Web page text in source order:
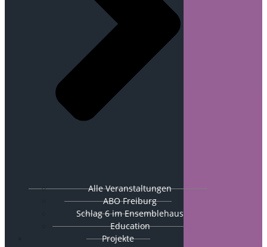
Alle Veranstaltungen
ABO Freiburg
Schlag 6 im Ensemblehaus
Education
Projekte